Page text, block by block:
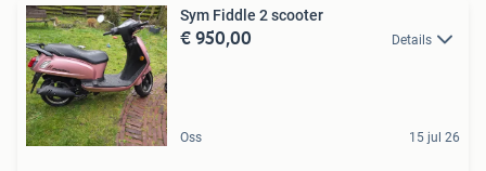
Sym Fiddle 2 scooter
€ 950,00 Details
Oss 15 jul 26